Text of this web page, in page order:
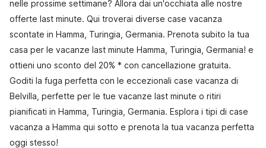
nelle prossime settimane? Allora dai un'occhiata alle nostre
offerte last minute. Qui troverai diverse case vacanza
scontate in Hamma, Turingia, Germania. Prenota subito la tua
casa per le vacanze last minute Hamma, Turingia, Germania! e
ottieni uno sconto del 20% * con cancellazione gratuita.
Goditi la fuga perfetta con le eccezionali case vacanza di
Belvilla, perfette per le tue vacanze last minute o ritiri
pianificati in Hamma, Turingia, Germania. Esplora i tipi di case
vacanza a Hamma qui sotto e prenota la tua vacanza perfetta
oggi stesso!